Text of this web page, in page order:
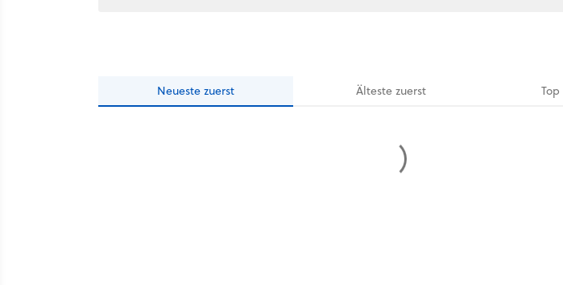
Neueste zuerst Ältestezuerst Top